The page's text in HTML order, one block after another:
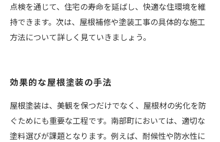
点検を通じて、住宅の寿命を延ばし、快適な住環境を維
持できます。次は、屋根補修や塗装工事の具体的な施工
方法について詳しく見ていきましょう。
効果的な屋根塗装の手法
屋根塗装は、美観を保つだけでなく、屋根材の劣化を防
ぐためにも重要な工程です。南部町においては、適切な
塗料選びが課題となります。例えば、耐候性や防水性に